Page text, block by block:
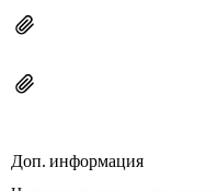
Доп. информация